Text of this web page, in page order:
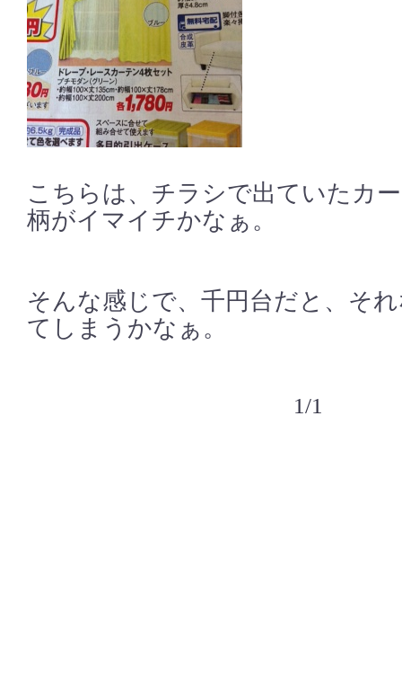
こちらは、チラシで出ていたカ
柄がイマイチかなぁ。
そんな感じで、千円台だと、そ
てしまうかなぁ。
1/1